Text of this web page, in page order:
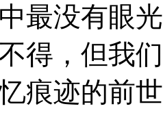
最没有眼
得，但我
痕迹的前